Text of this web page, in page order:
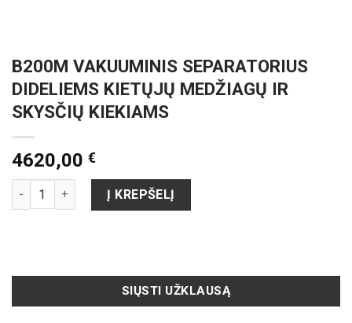
B200M VAKUUMINIS SEPARATORIUS
DIDELIEMS KIETŲJŲ MEDŽIAGŲ IR
SKYSČIŲ KIEKIAMS
4620,00 €
produkto kiekis: B200M VAKUUMINIS SEPARATORIUS
Į KREPŠELĮ
SIŲSTI UŽKLAUSĄ